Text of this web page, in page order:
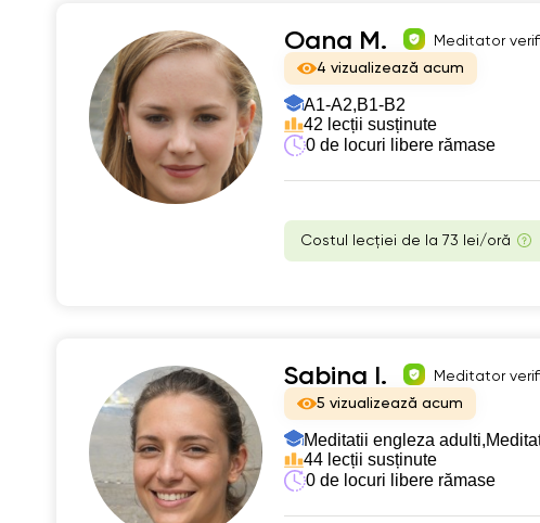
Oana M.
Meditator
4 vizualizează acum
А1-А2,B1-B2
42 lecții susținute
0 de locuri libere rămase
Costul lecției de la 73 lei/oră
Sabina I.
Meditator
5 vizualizează acum
Meditatii engleza adulti,
44 lecții susținute
0 de locuri libere rămase